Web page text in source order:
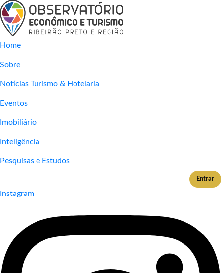
Home
Sobre
Notícias Turismo & Hotelaria
Eventos
Imobiliário
Inteligência
Pesquisas e Estudos
Entrar
Instagram